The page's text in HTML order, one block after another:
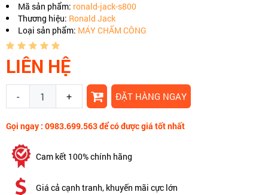
Mã sản phẩm: ronald-jack-s800
Thương hiệu: Ronald Jack
Loại sản phẩm: MÁY CHẤM CÔNG
LIÊN HỆ
- + ĐẶT HÀNG NGAY
Gọi ngay : 0983.699.563 để có được giá tốt nhất
Cam kết 100% chính hãng
Giá cả cạnh tranh, khuyến mãi cực lớn